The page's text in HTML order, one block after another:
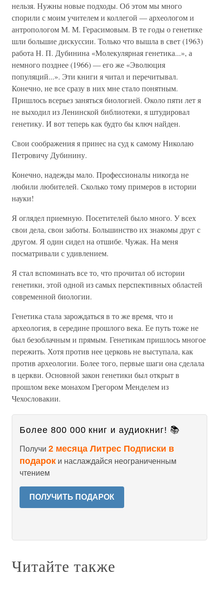
нельзя. Нужны новые подходы. Об этом мы много
спорили с моим учителем и коллегой — археологом и
антропологом М. М. Герасимовым. В те годы о генетике
шли большие дискуссии. Только что вышла в свет (1963)
работа Н. П. Дубинина «Молекулярная генетика...», а
немного позднее (1966) — его же «Эволюция
популяций...». Эти книги я читал и перечитывал.
Конечно, не все сразу в них мне стало понятным.
Пришлось всерьез заняться биологией. Около пяти лет я
не выходил из Ленинской библиотеки, я штудировал
генетику. И вот теперь как будто бы ключ найден.
Свои соображения я принес на суд к самому Николаю
Петровичу Дубинину.
Конечно, надежды мало. Профессионалы никогда не
любили любителей. Сколько тому примеров в истории
науки!
Я оглядел приемную. Посетителей было много. У всех
свои дела, свои заботы. Большинство их знакомы друг с
другом. Я один сидел на отшибе. Чужак. На меня
посматривали с удивлением.
Я стал вспоминать все то, что прочитал об истории
генетики, этой одной из самых перспективных областей
современной биологии.
Генетика стала зарождаться в то же время, что и
археология, в середине прошлого века. Ее путь тоже не
был безоблачным и прямым. Генетикам пришлось многое
пережить. Хотя против нее церковь не выступала, как
против археологии. Более того, первые шаги она сделала
в церкви. Основной закон генетики был открыт в
прошлом веке монахом Грегором Менделем из
Чехословакии.
Более 800 000 книг и аудиокниг! 📚
Получи 2 месяца Литрес Подписки в
подарок и наслаждайся неограниченным
чтением
ПОЛУЧИТЬ ПОДАРОК
Читайте также